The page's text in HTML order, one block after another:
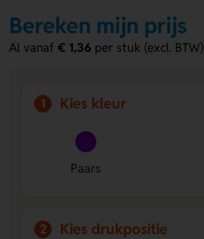
Bereken mijn prijs
Al vanaf€ 1,36 per stuk (excl. BTW)
1 Kies kleur
Paars
2 Kies drukpositie